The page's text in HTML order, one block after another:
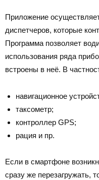
Приложение
диспетчеров, которые
Программа позволяет
использования ряда
встроены в неё. В
навигационное
таксометр;
контроллер GPS;
рация и пр.
Если в смартфоне
сразу же перезагружать,